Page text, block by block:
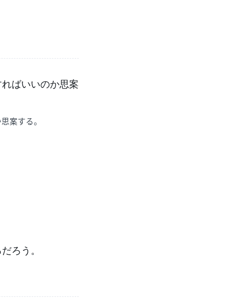
ばいいのか思案
案する。
ろう。